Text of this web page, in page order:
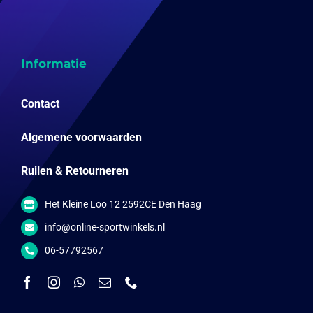
Informatie
Contact
Algemene voorwaarden
Ruilen & Retourneren
Het Kleine Loo 12 2592CE Den Haag
info@online-sportwinkels.nl
06-57792567